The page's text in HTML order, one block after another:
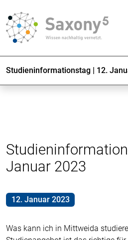
Studieninformationstag | 12.
Januar 2023
12. Januar 2023
Was kann ich in Mittweida